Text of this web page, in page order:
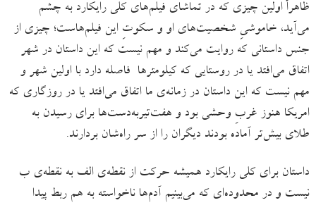
ظاهراً اولین چیزی که در تماشای فیلم‌های کلی رایکارد به چشم
می‌آید، خاموشیِ شخصیت‌های او و سکوتِ این فیلم‌هاست؛ چیزی‌ از
جنس داستانی که روایت می‌کند و مهم‌ نیست که این داستان در شهر
اتفاق می‌افتد یا در روستایی که کیلومترها فاصله دارد با اولین شهر و
مهم نیست که این داستان در زمانه‌ی ما اتفاق می‌افتد یا در روزگاری که
امریکا هنوز غربِ وحشی بود و هفت‌تیربه‌دست‌ها برای رسیدن به
طلای بیش‌تر آماده بودند دیگران را از سر راه‌شان بردارند.
داستان برای کلی رایکارد همیشه حرکت از نقطه‌ی الف به نقطه‌ی ب
نیست و در محدوده‌ای که می‌بینیم آدم‌ها ناخواسته به هم ربط پیدا